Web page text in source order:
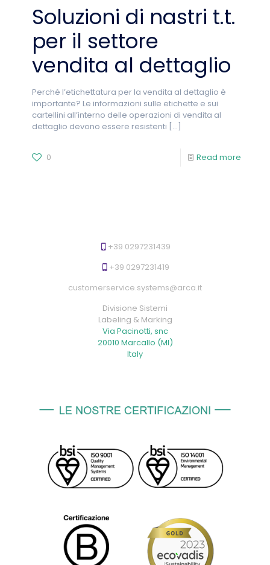
Soluzioni di nastri t.t.
per il settore
vendita al dettaglio
Perché l’etichettatura per la vendita al dettaglio è
importante? Le informazioni sulle etichette e sui
cartellini all’interno delle operazioni di vendita al
dettaglio devono essere resistenti […]
0 Read more
+39 0297231439
+39 0297231419
customerservice.systems@arca.it
Divisione Sistemi
Labeling & Marking
Via Pacinotti, snc
20010 Marcallo (MI)
Italy